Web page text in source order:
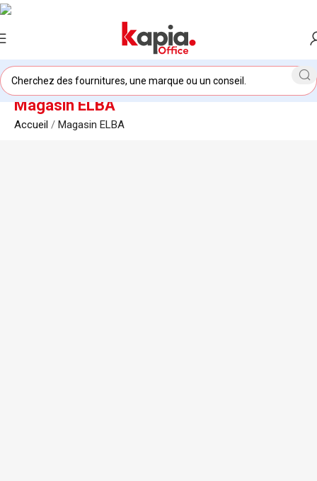
Magasin ELBA
Accueil / Magasin ELBA